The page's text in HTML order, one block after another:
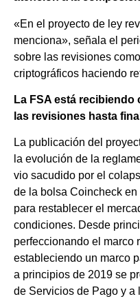
«En el proyecto de ley
menciona», señala el
sobre las revisiones
criptográficos haciendo
La FSA está
las revisiones hasta
La publicación del
la evolución de la
vio sacudido por el
de la bolsa Coincheck
para restablecer el
condiciones. Desde
perfeccionando el marco
estableciendo un marco
a principios de 2019 se
de Servicios de Pago y a